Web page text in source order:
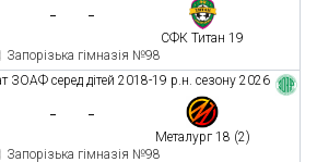
- -
СФК Титан 19
Запорізька гімназія №98
ЗОАФ серед дітей 2018-19 р.н. сезону 2026
- -
Металург 18 (2)
Запорізька гімназія №98